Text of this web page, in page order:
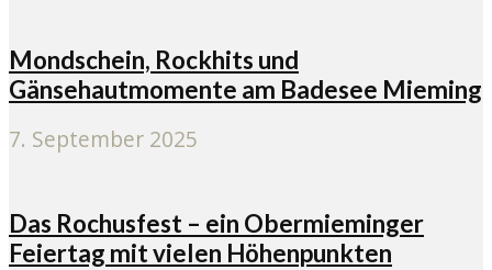
Mondschein, Rockhits und
Gänsehautmomente am Badesee Mieming
7. September 2025
Das Rochusfest – ein Obermieminger
Feiertag mit vielen Höhenpunkten